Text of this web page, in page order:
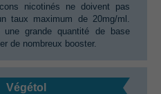
nicotinés ne doivent pas
taux maximum de‭ ‬20mg/ml.‭
une grande quantité de base
de nombreux booster.
Végétol‭